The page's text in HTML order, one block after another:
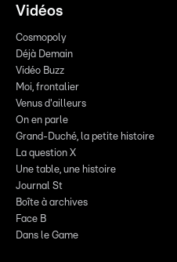
Vidéos
Cosmopoly
Déjà Demain
Vidéo Buzz
Moi, frontalier
Venus d'ailleurs
On en parle
Grand-Duché, la petite histoire
La question X
Une table, une histoire
Journal St
Boîte à archives
Face B
Dans le Game